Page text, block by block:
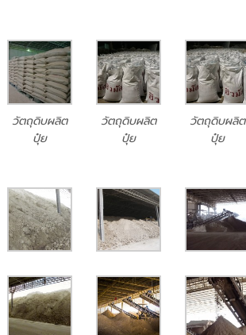
วัตถุดิบผลิต
ปุ๋ย
วัตถุดิบผลิต
ปุ๋ย
วัตถุดิบผลิต
ปุ๋ย